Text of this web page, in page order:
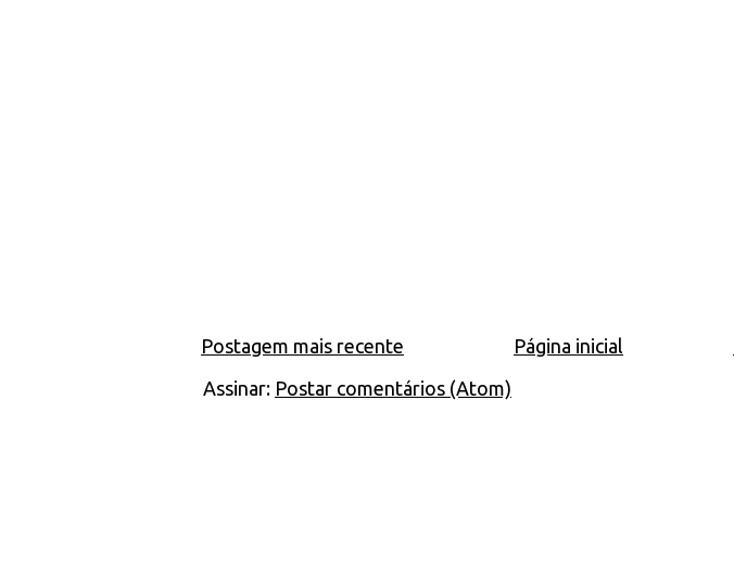
Postagem mais recente
Página inicial
Assinar: Postar comentários (Atom)